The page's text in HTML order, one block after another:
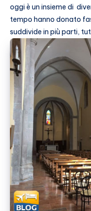
oggi è un insieme di
tempo hanno donato
suddivide in più parti,